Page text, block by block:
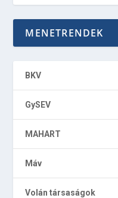
MENETRENDEK
BKV
GySEV
MAHART
Máv
Volán társaságok